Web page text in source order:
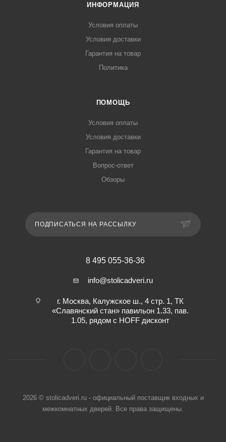
ИНФОРМАЦИЯ
Условия оплаты
Условия доставки
Гарантия на товар
Политика
ПОМОЩЬ
Условия оплаты
Условия доставки
Гарантия на товар
Вопрос-ответ
Обзоры
ПОДПИСАТЬСЯ НА РАССЫЛКУ
8 495 055-36-36
info@stolicadveri.ru
г. Москва, Калужское ш., 4 стр. 1, ТК
«Славянский стан» павильон 1.33, пав.
1.05, рядом с HOFF дисконт
2026 © stolicadveri.ru - официальный поставщик входных и
межкомнатных дверей. Все права защищены.